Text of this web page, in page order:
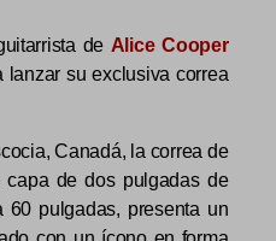
de Alice Cooper
lanzar su exclusiva correa
Canadá, la correa de
de dos pulgadas de
pulgadas, presenta un